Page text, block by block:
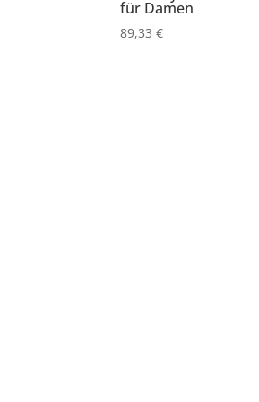
für Damen
89,33€